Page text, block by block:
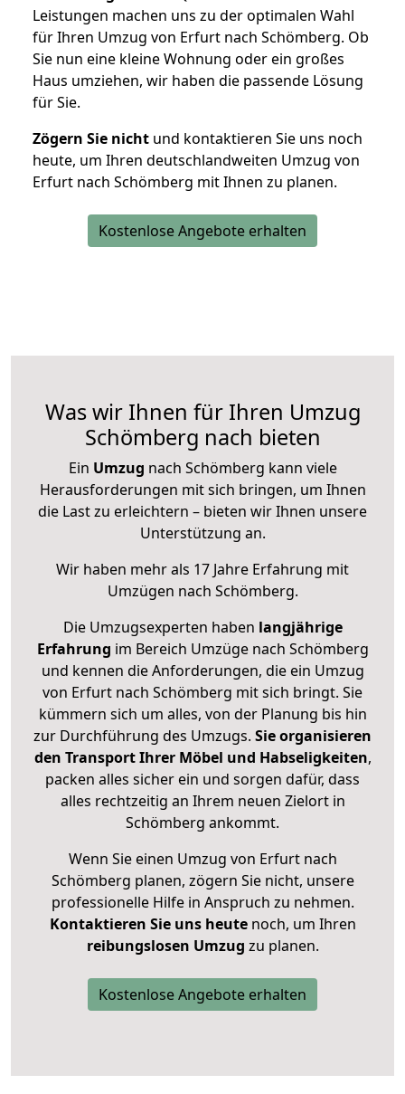
Leistungen machen uns zu der optimalen Wahl
für Ihren Umzug von Erfurt nach Schömberg. Ob
Sie nun eine kleine Wohnung oder ein großes
Haus umziehen, wir haben die passende Lösung
für Sie.
Zögern Sie nicht und kontaktieren Sie uns noch
heute, um Ihren deutschlandweiten Umzug von
Erfurt nach Schömberg mit Ihnen zu planen.
Kostenlose Angebote erhalten
Was wir Ihnen für Ihren Umzug
Schömberg nach bieten
Ein Umzug nach Schömberg kann viele
Herausforderungen mit sich bringen, um Ihnen
die Last zu erleichtern – bieten wir Ihnen unsere
Unterstützung an.
Wir haben mehr als 17 Jahre Erfahrung mit
Umzügen nach Schömberg.
Die Umzugsexperten haben langjährige
Erfahrung im Bereich Umzüge nach Schömberg
und kennen die Anforderungen, die ein Umzug
von Erfurt nach Schömberg mit sich bringt. Sie
kümmern sich um alles, von der Planung bis hin
zur Durchführung des Umzugs. Sie organisieren
den Transport Ihrer Möbel und Habseligkeiten,
packen alles sicher ein und sorgen dafür, dass
alles rechtzeitig an Ihrem neuen Zielort in
Schömberg ankommt.
Wenn Sie einen Umzug von Erfurt nach
Schömberg planen, zögern Sie nicht, unsere
professionelle Hilfe in Anspruch zu nehmen.
Kontaktieren Sie uns heutenoch, um Ihren
reibungslosen Umzug zu planen.
Kostenlose Angebote erhalten